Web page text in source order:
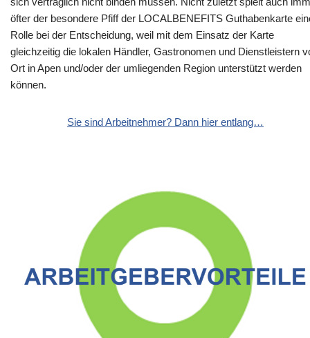
öfter der besondere Pfiff der LOCALBENEFITS Guthabenkarte
Rolle bei der Entscheidung, weil mit dem Einsatz der Karte
gleichzeitig die lokalen Händler, Gastronomen und Dienstleistern
Ort in Apen und/oder der umliegenden Region unterstützt werden
können.
Sie sind Arbeitnehmer? Dann hier entlang…